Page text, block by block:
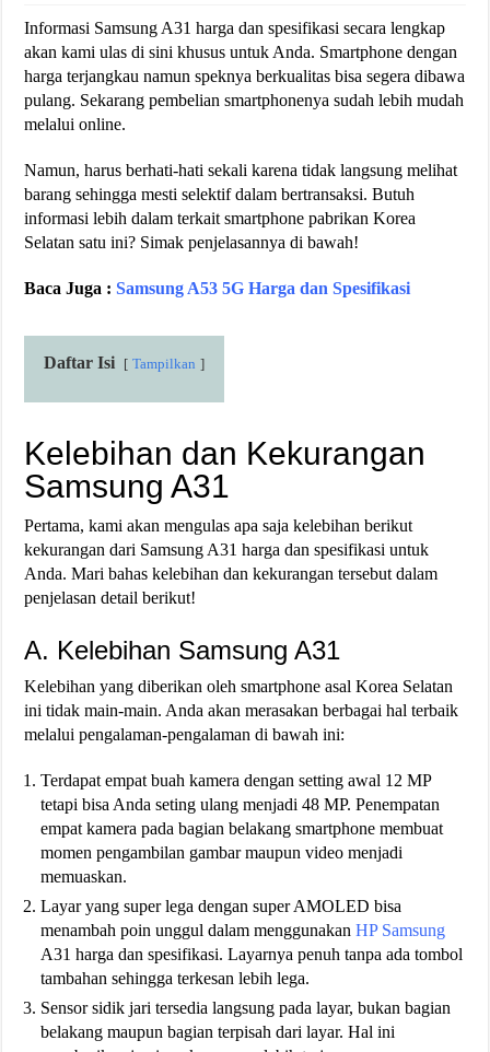
Informasi Samsung A31 harga dan spesifikasi secara lengkap
akan kami ulas di sini khusus untuk Anda. Smartphone dengan
harga terjangkau namun speknya berkualitas bisa segera dibawa
pulang. Sekarang pembelian smartphonenya sudah lebih mudah
melalui online.
Namun, harus berhati-hati sekali karena tidak langsung melihat
barang sehingga mesti selektif dalam bertransaksi. Butuh
informasi lebih dalam terkait smartphone pabrikan Korea
Selatan satu ini? Simak penjelasannya di bawah!
Baca Juga :Samsung A53 5G Harga dan Spesifikasi
Daftar Isi Tampilkan
Kelebihan dan Kekurangan
Samsung A31
Pertama, kami akan mengulas apa saja kelebihan berikut
kekurangan dari Samsung A31 harga dan spesifikasi untuk
Anda. Mari bahas kelebihan dan kekurangan tersebut dalam
penjelasan detail berikut!
A. Kelebihan Samsung A31
Kelebihan yang diberikan oleh smartphone asal Korea Selatan
ini tidak main-main. Anda akan merasakan berbagai hal terbaik
melalui pengalaman-pengalaman di bawah ini:
Terdapat empat buah kamera dengan setting awal 12 MP
tetapi bisa Anda seting ulang menjadi 48 MP. Penempatan
empat kamera pada bagian belakang smartphone membuat
momen pengambilan gambar maupun video menjadi
memuaskan.
Layar yang super lega dengan super AMOLED bisa
menambah poin unggul dalam menggunakanHP Samsung
A31 harga dan spesifikasi. Layarnya penuh tanpa ada tombol
tambahan sehingga terkesan lebih lega.
Sensor sidik jari tersedia langsung pada layar, bukan bagian
belakang maupun bagian terpisah dari layar. Hal ini